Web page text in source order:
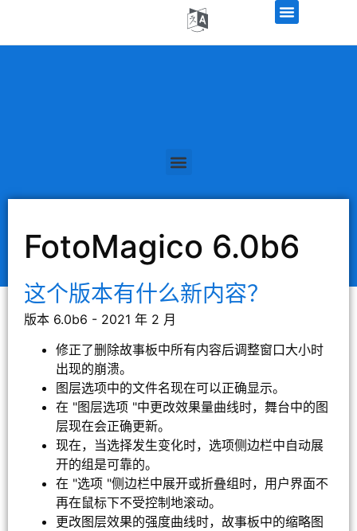
FotoMagico 6.0b6
这个版本有什么新内容？
版本 6.0b6 - 2021 年 2 月
修正了删除故事板中所有内容后调整窗口大小时
出现的崩溃。
图层选项中的文件名现在可以正确显示。
在 "图层选项 "中更改效果量曲线时，舞台中的图
层现在会正确更新。
现在，当选择发生变化时，选项侧边栏中自动展
开的组是可靠的。
在 "选项 "侧边栏中展开或折叠组时，用户界面不
再在鼠标下不受控制地滚动。
更改图层效果的强度曲线时，故事板中的缩略图